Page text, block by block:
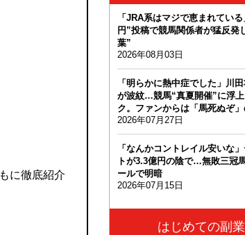
に徹底紹介
「JRA系はマジで恵まれてい
円”投稿で競馬関係者が猛反発
葉”
2026年08月03日
「明らかに熱中症でした」川
が波紋…競馬“真夏開催”に浮
ク。ファンからは「馬死ぬぞ
2026年07月27日
「なんかコントレイル安いな
トが3.3億円の陰で…無敗三冠
ールで明暗
2026年07月15日
はじめての副